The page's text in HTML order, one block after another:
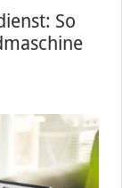
So